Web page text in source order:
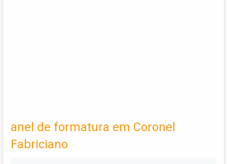
anel de formatura em Coronel
Fabriciano